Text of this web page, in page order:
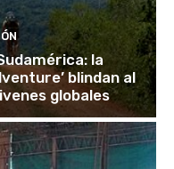
la
blindan al
globales